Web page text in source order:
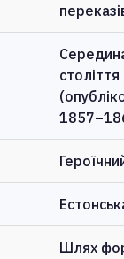
століття
Шлях